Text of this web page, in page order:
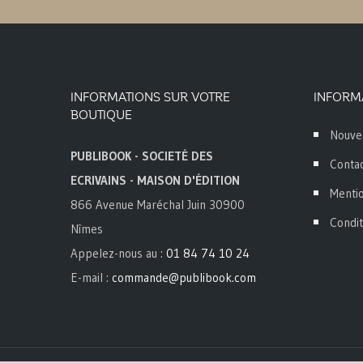
INFORMATIONS SUR VOTRE
BOUTIQUE
PUBLIBOOK - SOCIETÉ DES
ECRIVAINS - MAISON D'ÉDITION
866 Avenue Maréchal Juin 30900
Nîmes
Appelez-nous au : 01 84 74 10 24
E-mail : commande@publibook.com